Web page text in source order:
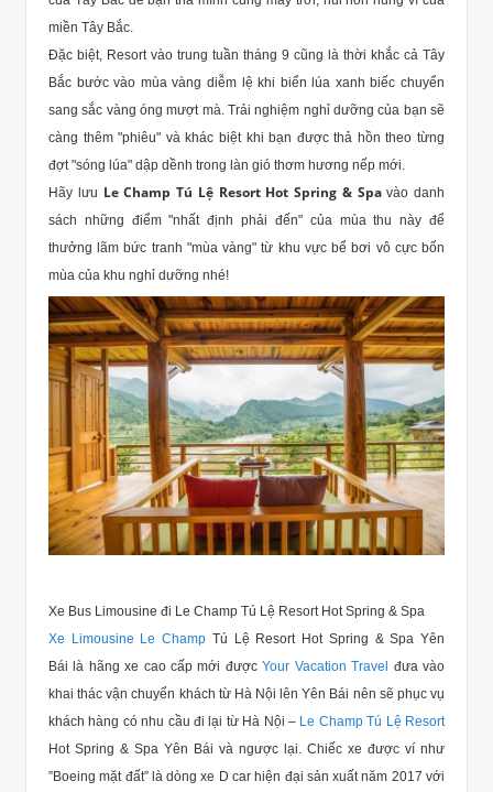
miền Tây Bắc.
Đặc biệt, Resort vào trung tuần tháng 9 cũng là thời khắc cả Tây
Bắc bước vào mùa vàng diễm lệ khi biển lúa xanh biếc chuyển
sang sắc vàng óng mượt mà. Trải nghiệm nghỉ dưỡng của bạn sẽ
càng thêm "phiêu" và khác biệt khi bạn được thả hồn theo từng
đợt "sóng lúa" dập dềnh trong làn gió thơm hương nếp mới.
Hãy lưu Le Champ Tú Lệ Resort Hot Spring & Spavào danh
sách những điểm "nhất định phải đến" của mùa thu này để
thưởng lãm bức tranh "mùa vàng" từ khu vực bể bơi vô cực bốn
mùa của khu nghỉ dưỡng nhé!
Xe Bus Limousine đi Le Champ Tú Lệ Resort Hot Spring & Spa
Xe Limousine Le Champ Tú Lệ Resort Hot Spring & Spa Yên
Bái là hãng xe cao cấp mới đượcYour Vacation Travel đưa vào
khai thác vận chuyển khách từ Hà Nội lên Yên Bái nên sẽ phục vụ
khách hàng có nhu cầu đi lại từ Hà Nội – Le Champ Tú Lệ Resort
Hot Spring & Spa Yên Bái và ngược lại. Chiếc xe được ví như
”Boeing mặt đất” là dòng xe D car hiện đại sản xuất năm 2017 với